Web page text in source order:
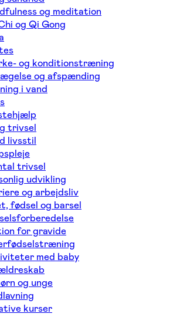
og meditation
og Qi Gong
og konditionstræning
og afspænding
i vand
trivsel
livsstil
trivsel
udvikling
og arbejdsliv
fødsel og barsel
for gravide
med baby
og unge
kurser